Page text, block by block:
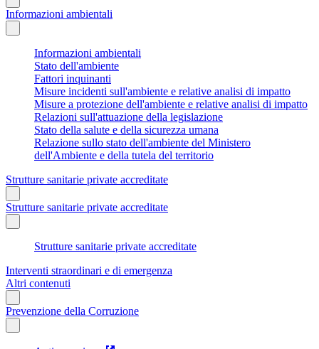
Informazioni ambientali
Informazioni ambientali
Stato dell'ambiente
Fattori inquinanti
Misure incidenti sull'ambiente e relative analisi di impatto
Misure a protezione dell'ambiente e relative analisi di impatto
Relazioni sull'attuazione della legislazione
Stato della salute e della sicurezza umana
Relazione sullo stato dell'ambiente del Ministero
dell'Ambiente e della tutela del territorio
Strutture sanitarie private accreditate
Strutture sanitarie private accreditate
Strutture sanitarie private accreditate
Interventi straordinari e di emergenza
Altri contenuti
Prevenzione della Corruzione